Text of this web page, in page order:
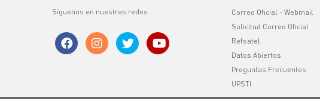
Síguenos en nuestras redes
Correo Oficial - Webmail
Solicitud Correo Oficial
Refsatel
Datos Abiertos
Preguntas Frecuentes
UPSTI